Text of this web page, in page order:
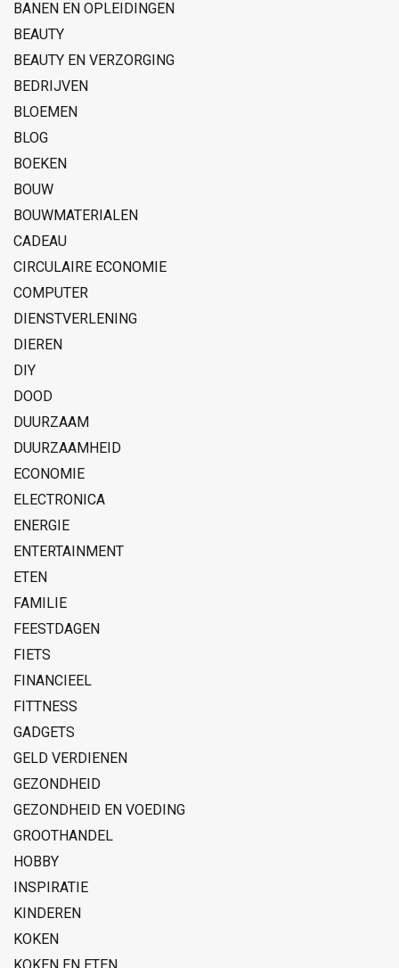
BANEN EN OPLEIDINGEN
BEAUTY
BEAUTY EN VERZORGING
BEDRIJVEN
BLOEMEN
BLOG
BOEKEN
BOUW
BOUWMATERIALEN
CADEAU
CIRCULAIRE ECONOMIE
COMPUTER
DIENSTVERLENING
DIEREN
DIY
DOOD
DUURZAAM
DUURZAAMHEID
ECONOMIE
ELECTRONICA
ENERGIE
ENTERTAINMENT
ETEN
FAMILIE
FEESTDAGEN
FIETS
FINANCIEEL
FITTNESS
GADGETS
GELD VERDIENEN
GEZONDHEID
GEZONDHEID EN VOEDING
GROOTHANDEL
HOBBY
INSPIRATIE
KINDEREN
KOKEN